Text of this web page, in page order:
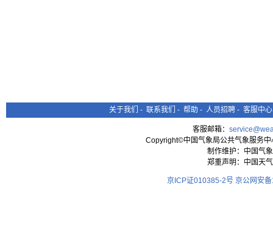
关于我们 - 联系我们 - 帮助 - 人员招聘 - 客服中心
客服邮箱：
Copyright©中国气象局公共气象服务
制作维护：中国气
郑重声明：中国天
京ICP证010385-2号 京公网安